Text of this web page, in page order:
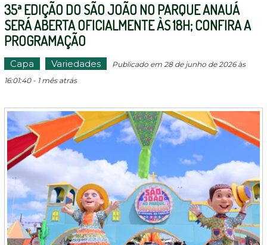
35ª EDIÇÃO DO SÃO JOÃO NO PARQUE ANAUÁ
SERÁ ABERTA OFICIALMENTE ÀS 18H; CONFIRA A
PROGRAMAÇÃO
Capa Variedades
Publicado em 28 de junho de 2026 às
16:01:40 - 1 mês atrás